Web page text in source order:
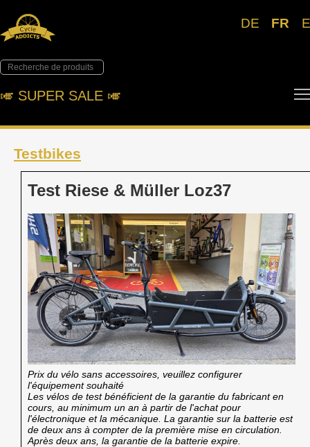
DE FR
🎺︎ SUPER SALE 🎺︎
Testbikes
Test Riese & Müller Loz37
Prix du vélo sans accessoires, veuillez configurer
l'équipement souhaité
Les vélos de test bénéficient de la garantie du fabricant en
cours, au minimum un an à partir de l'achat pour
l'électronique et la mécanique. La garantie sur la batterie est
de deux ans à compter de la première mise en circulation.
Après deux ans, la garantie de la batterie expire.